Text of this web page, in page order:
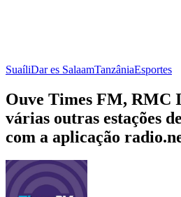
SuaíliDar es SalaamTanzâniaEsportes
Ouve Times FM, RMC
várias outras estações
com a aplicação